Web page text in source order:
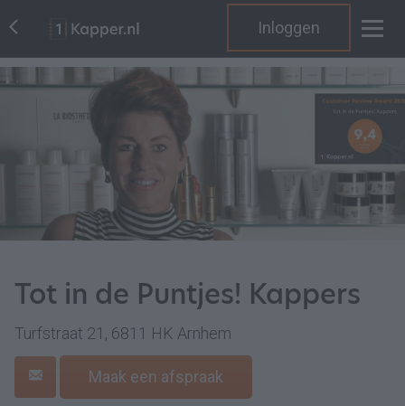
Inloggen
Tot in de Puntjes! Kappers
Turfstraat 21, 6811 HK Arnhem
Maak een afspraak